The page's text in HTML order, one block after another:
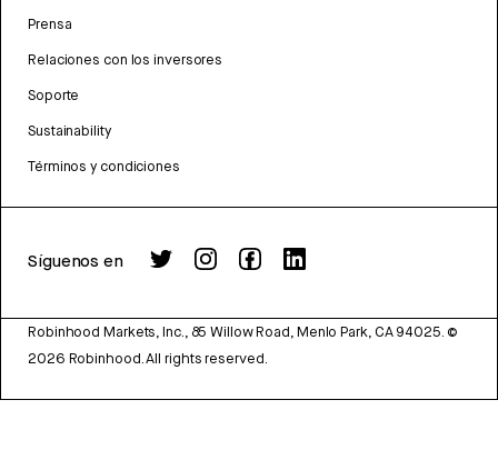
Prensa
Relaciones con los inversores
Soporte
Sustainability
Términos y condiciones
Síguenos en
Robinhood Markets, Inc., 85 Willow Road, Menlo Park, CA 94025. ©
2026 Robinhood. All rights reserved.